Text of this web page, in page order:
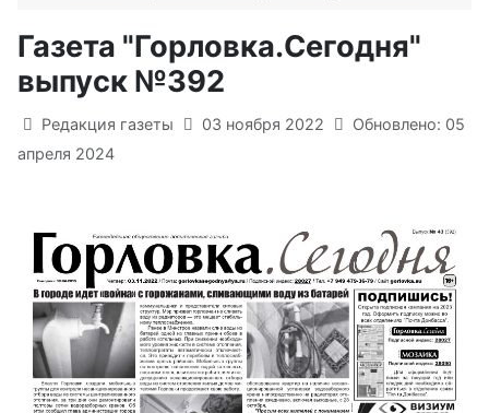
Газета "Горловка.Сегодня"
выпуск №392
Информация о материале
Редакция газеты 03 ноября 2022
Обновлено: 05
апреля 2024